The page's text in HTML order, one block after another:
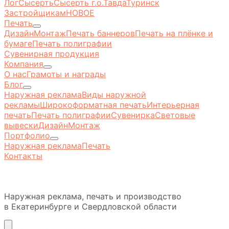
ЛогСысертьСысерть г.о.ТавдаТуринск
ЗастройщикамНОВОЕ
Печать
ДизайнМонтажПечать баннеровПечать на плёнке и
бумагеПечать полиграфии
Сувенирная продукция
Компания
О насГрамоты и награды
Блог
Наружная рекламаВиды наружной
рекламыШирокоформатная печатьИнтерьерная
печатьПечать полиграфииСувениркаСветовые
вывескиДизайнМонтаж
Портфолио
Наружная рекламаПечать
Контакты
Наружная реклама, печать и производство
в Екатеринбурге и Свердловской области